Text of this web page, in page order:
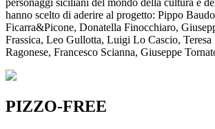
personaggi siciliani del mondo della cultura e
hanno scelto di aderire al progetto: Pippo
Ficarra&Picone, Donatella Finocchiaro,
Frassica, Leo Gullotta, Luigi Lo Cascio, Teresa
Ragonese, Francesco Scianna, Giuseppe
PIZZO-FREE